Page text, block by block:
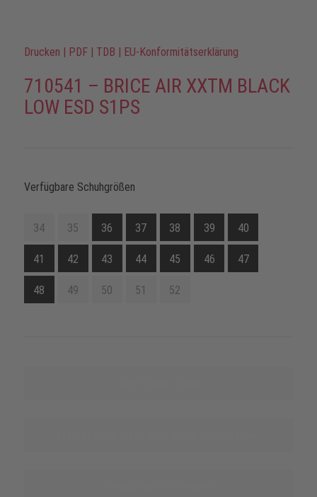
Drucken | PDF | TDB | EU-Konformitätserklärung
710541 – BRICE AIR XXTM BLACK
LOW ESD S1PS
Verfügbare Schuhgrößen
34 35 36 37 38 39 40
41 42 43 44 45 46 47
48 49 50 51 52